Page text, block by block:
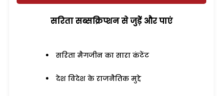
सरिता सब्सक्रिप्शन से जुड़ेें और पाएं
सरिता मैगजीन का सारा कंटेंट
देश विदेश के राजनैतिक मुद्दे